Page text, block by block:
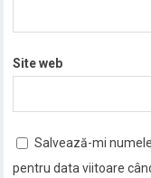
Site web
Salvează-mi
pentru data viitoare